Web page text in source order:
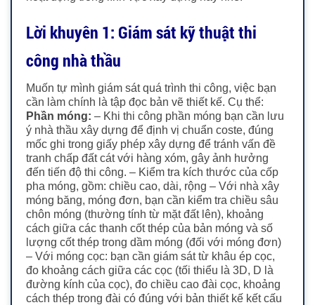
Lời khuyên 1: Giám sát kỹ thuật thi
công nhà thầu
Muốn tự mình giám sát quá trình thi công, việc bạn
cần làm chính là tập đọc bản vẽ thiết kế. Cụ thể:
Phần móng: – Khi thi công phần móng bạn cần lưu
ý nhà thầu xây dựng để định vị chuẩn coste, đúng
mốc ghi trong giấy phép xây dựng để tránh vấn đề
tranh chấp đất cát với hàng xóm, gây ảnh hưởng
đến tiến độ thi công. – Kiểm tra kích thước của cốp
pha móng, gồm: chiều cao, dài, rộng – Với nhà xây
móng băng, móng đơn, bạn cần kiểm tra chiều sâu
chôn móng (thường tính từ mặt đất lên), khoảng
cách giữa các thanh cốt thép của bản móng và số
lượng cốt thép trong dầm móng (đối với móng đơn)
– Với móng cọc: bạn cần giám sát từ khâu ép cọc,
đo khoảng cách giữa các cọc (tối thiểu là 3D, D là
đường kính của cọc), đo chiều cao đài cọc, khoảng
cách thép trong đài có đúng với bản thiết kế kết cấu